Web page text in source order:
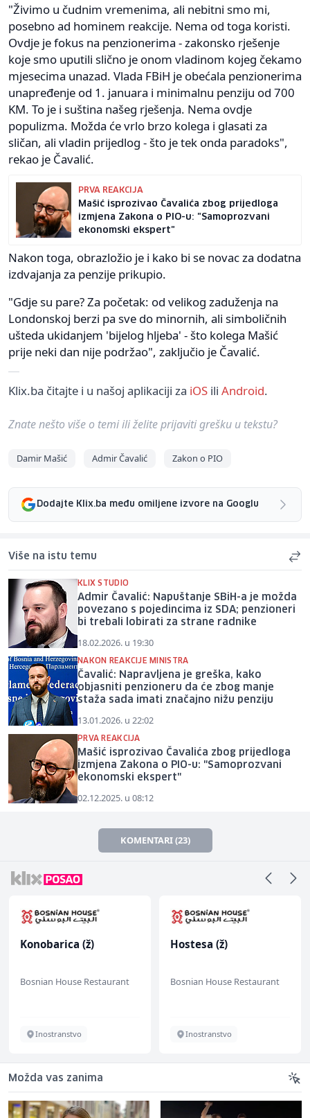
"Živimo u čudnim vremenima, ali nebitni smo mi,
posebno ad hominem reakcije. Nema od toga koristi.
Ovdje je fokus na penzionerima - zakonsko rješenje
koje smo uputili slično je onom vladinom kojeg čekamo
mjesecima unazad. Vlada FBiH je obećala penzionerima
unapređenje od 1. januara i minimalnu penziju od 700
KM. To je i suština našeg rješenja. Nema ovdje
populizma. Možda će vrlo brzo kolega i glasati za
sličan, ali vladin prijedlog - što je tek onda paradoks",
rekao je Čavalić.
PRVA REAKCIJA
Mašić isprozivao Čavalića zbog prijedloga
izmjena Zakona o PIO-u: "Samoprozvani
ekonomski ekspert"
Nakon toga, obrazložio je i kako bi se novac za dodatna
izdvajanja za penzije prikupio.
"Gdje su pare? Za početak: od velikog zaduženja na
Londonskoj berzi pa sve do minornih, ali simboličnih
ušteda ukidanjem 'bijelog hljeba' - što kolega Mašić
prije neki dan nije podržao", zaključio je Čavalić.
Klix.ba čitajte i u našoj aplikaciji za iOS ili Android.
Znate nešto više o temi ili želite prijaviti grešku u tekstu?
Damir Mašić Admir Čavalić Zakon o PIO
Dodajte Klix.ba među omiljene izvore na Googlu
Više na istu temu
KLIX STUDIO
Admir Čavalić: Napuštanje SBiH-a je možda
povezano s pojedincima iz SDA; penzioneri
bi trebali lobirati za strane radnike
18.02.2026. u 19:30
NAKON REAKCIJE MINISTRA
Čavalić: Napravljena je greška, kako
objasniti penzioneru da će zbog manje
staža sada imati značajno nižu penziju
13.01.2026. u 22:02
PRVA REAKCIJA
Mašić isprozivao Čavalića zbog prijedloga
izmjena Zakona o PIO-u: "Samoprozvani
ekonomski ekspert"
02.12.2025. u 08:12
KOMENTARI (23)
Konobarica (ž)
Bosnian House Restaurant
Inostranstvo
Hostesa (ž)
Bosnian House Restaurant
Inostranstvo
Možda vas zanima